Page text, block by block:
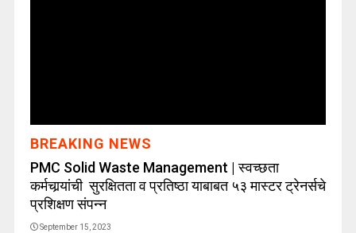
BREAKING NEWS
PMC Solid Waste Management | स्वच्छता
कर्मचार्‍यांची सुरक्षितता व प्रतिष्ठा याबाबत ५३ मास्टर ट्रेनर्सचे
प्रशिक्षण संपन्न
September 15, 2023